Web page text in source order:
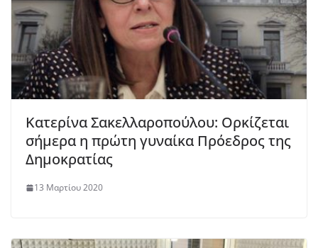
Κατερίνα Σακελλαροπούλου: Ορκίζεται
σήμερα η πρώτη γυναίκα Πρόεδρος της
Δημοκρατίας
13 Μαρτίου 2020